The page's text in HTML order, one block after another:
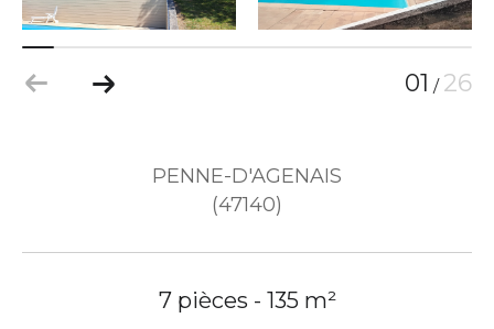
01 / 26
PENNE-D'AGENAIS
(47140)
7 pièces - 135 m²